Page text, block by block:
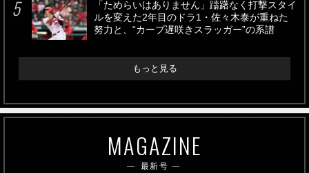
「ためらいはありません」躊躇なく打撃スタイ
ルを変えた2年目のドラ1・佐々木泰が重ねた
努力と、“カープ遅咲きスラッガー”の系譜
もっと見る
MAGAZINE
最新号